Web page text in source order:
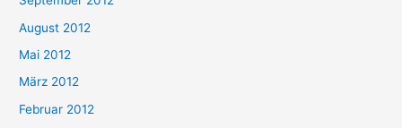
August 2012
Mai 2012
März 2012
Februar 2012